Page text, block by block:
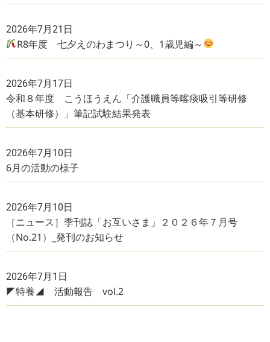
2026年7月21日
R8年度 七夕えのわまつり～0、1歳児編～
2026年7月17日
令和８年度 こうほうえん「介護職員等喀痰吸引等研修
（基本研修）」筆記試験結果発表
2026年7月10日
6月の活動の様子
2026年7月10日
［ニュース］季刊誌「お互いさま」２０２６年７月号
（No.21）_発刊のお知らせ
2026年7月1日
◤特養◢ 活動報告 vol.2